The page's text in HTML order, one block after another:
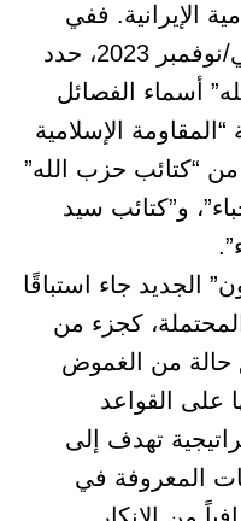
الإيرانية. ففي
تصريح صادر في تشرين الثاني/نوفمبر 2023، حدد
أسماء الفصائل
الإسلامية
“كتائب حزب الله”
و”كتائب سيد
الجديد جاء استباقًا
المحتملة، كجزء من
حالة من الغموض
على القواعد
تهدف إلى
المعروفة في